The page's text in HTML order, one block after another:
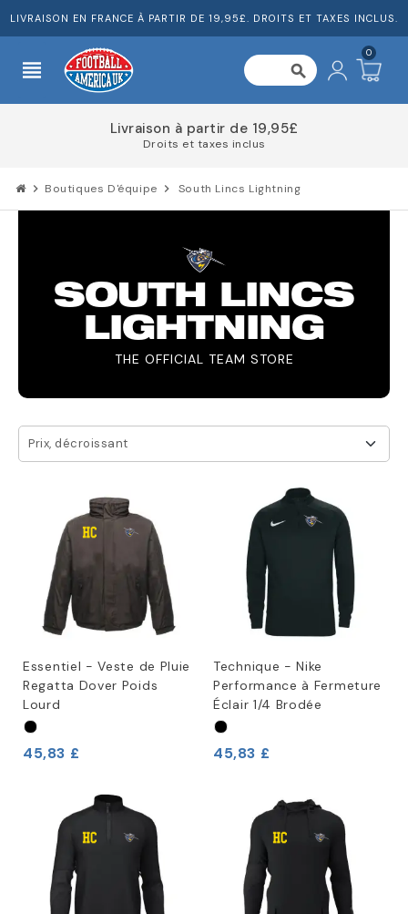
LIVRAISON EN FRANCE À PARTIR DE 19,95£. DROITS ET TAXES INCLUS.
view_headline search
0
Répartissez le coût de votre commande
chevron_right Boutiques D'équipe chevron_right South Lincs Lightning
SOUTH LINCS
LIGHTNING
THE OFFICIAL TEAM STORE
Prix, décroissant
Essentiel - Veste de Pluie
Regatta Dover Poids
Lourd
45,83 £
Technique - Nike
Performance à Fermeture
Éclair 1/4 Brodée
45,83 £